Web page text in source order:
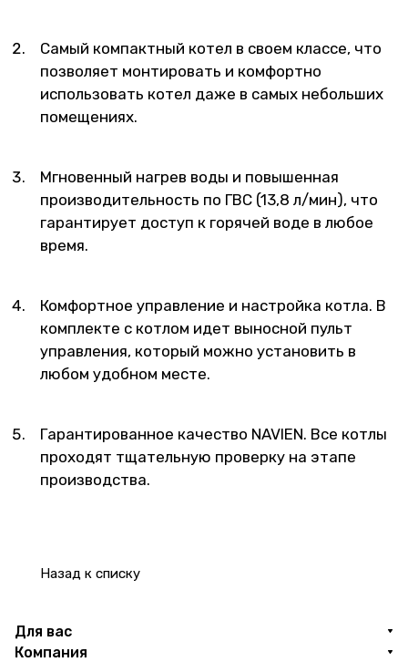
Самый компактный котел в своем классе, что
позволяет монтировать и комфортно
использовать котел даже в самых небольших
помещениях.
Мгновенный нагрев воды и повышенная
производительность по ГВС (13,8 л/мин), что
гарантирует доступ к горячей воде в любое
время.
Комфортное управление и настройка котла. В
комплекте с котлом идет выносной пульт
управления, который можно установить в
любом удобном месте.
Гарантированное качество NAVIEN. Все котлы
проходят тщательную проверку на этапе
производства.
Назад к списку
Для вас
Компания